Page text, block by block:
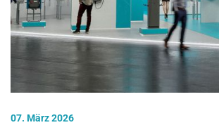
07. März 2026